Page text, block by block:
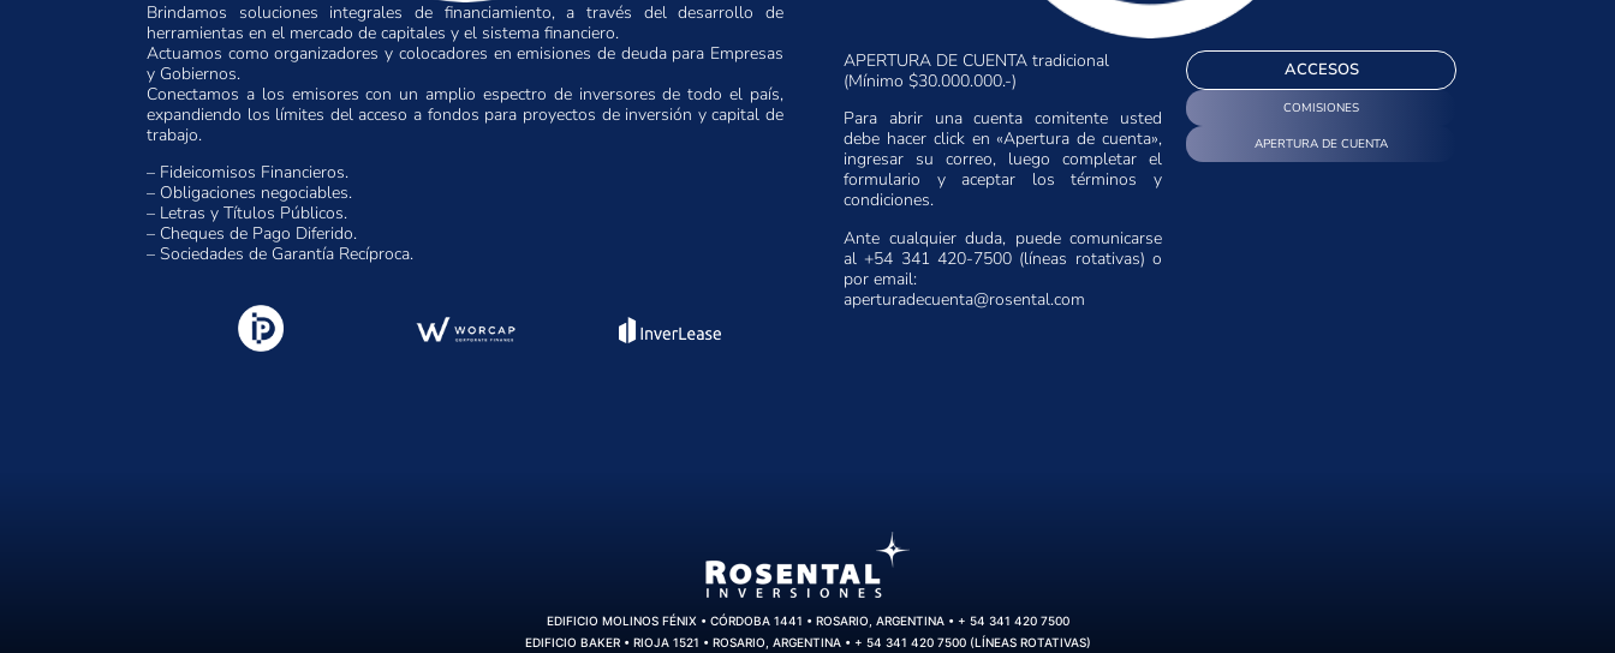
Brindamos soluciones integrales de financiamiento, a través del desarrollo de
herramientas en el mercado de capitales y el sistema financiero.
Actuamos como organizadores y colocadores en emisiones de deuda para Empresas
y Gobiernos.
Conectamos a los emisores con un amplio espectro de inversores de todo el país,
expandiendo los límites del acceso a fondos para proyectos de inversión y capital de
trabajo.
– Fideicomisos Financieros.
– Obligaciones negociables.
– Letras y Títulos Públicos.
– Cheques de Pago Diferido.
– Sociedades de Garantía Recíproca.
APERTURA DE CUENTA tradicional
(Mínimo $30.000.000.-)
Para abrir una cuenta comitente usted
debe hacer click en «Apertura de cuenta»,
ingresar su correo, luego completar el
formulario y aceptar los términos y
condiciones.
Ante cualquier duda, puede comunicarse
al +54 341 420-7500 (líneas rotativas) o
por email:
aperturadecuenta@rosental.com
ACCESOS
COMISIONES
APERTURA DE CUENTA
EDIFICIO MOLINOS FÉNIX • CÓRDOBA 1441 • ROSARIO, ARGENTINA • + 54 341 420 7500
EDIFICIO BAKER • RIOJA 1521 • ROSARIO, ARGENTINA • + 54 341 420 7500 (LÍNEAS ROTATIVAS)